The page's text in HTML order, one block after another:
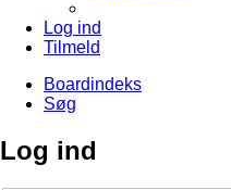
Log ind
Tilmeld
Boardindeks
Søg
Log ind